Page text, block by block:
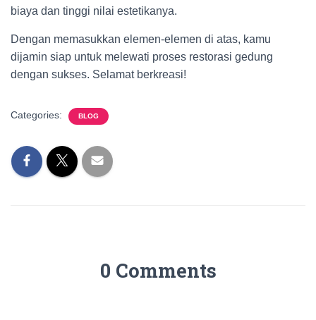
biaya dan tinggi nilai estetikanya.
Dengan memasukkan elemen-elemen di atas, kamu
dijamin siap untuk melewati proses restorasi gedung
dengan sukses. Selamat berkreasi!
Categories: BLOG
0 Comments